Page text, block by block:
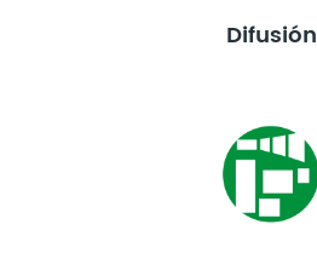
Difusión